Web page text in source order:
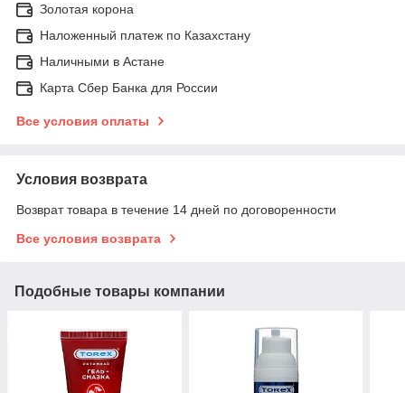
Золотая корона
Наложенный платеж по Казахстану
Наличными в Астане
Карта Сбер Банка для России
Все условия оплаты
Условия возврата
Возврат товара в течение 14 дней по договоренности
Все условия возврата
Подобные товары компании